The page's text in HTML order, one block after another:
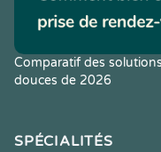
Comparatif des
douces de 2026
SPÉCIALITÉS